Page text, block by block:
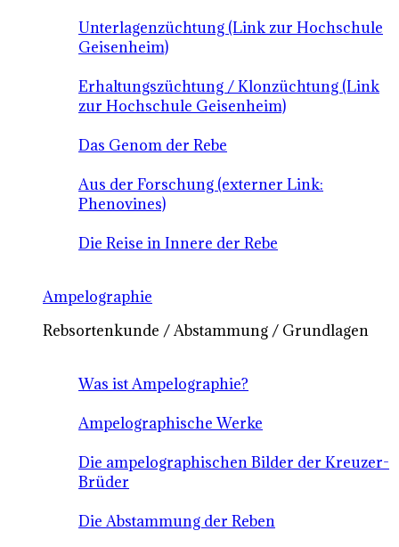
Unterlagenzüchtung (Link zur Hochschule
Geisenheim)
Erhaltungszüchtung / Klonzüchtung (Link
zur Hochschule Geisenheim)
Das Genom der Rebe
Aus der Forschung (externer Link:
Phenovines)
Die Reise in Innere der Rebe
Ampelographie
Rebsortenkunde / Abstammung / Grundlagen
Was ist Ampelographie?
Ampelographische Werke
Die ampelographischen Bilder der Kreuzer-
Brüder
Die Abstammung der Reben